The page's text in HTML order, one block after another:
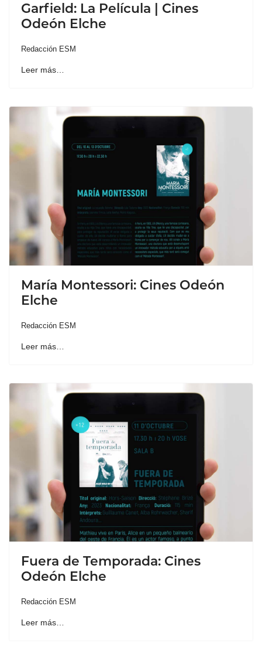
Garfield: La Película | Cines
Odeón Elche
Redacción ESM
Leer más…
María Montessori: Cines Odeón
Elche
Redacción ESM
Leer más…
Fuera de Temporada: Cines
Odeón Elche
Redacción ESM
Leer más…